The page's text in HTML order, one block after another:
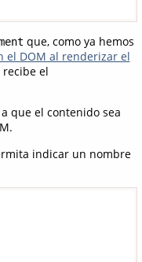
que, como ya hemos
el DOM al renderizar el
recibe el
que el contenido sea
indicar un nombre